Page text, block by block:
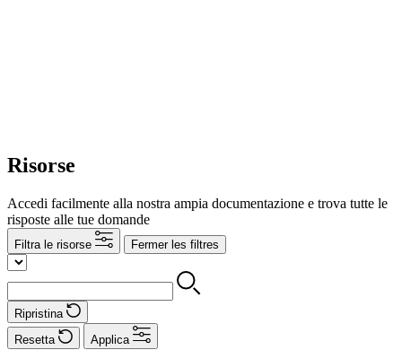
Risorse
Accedi facilmente alla nostra ampia documentazione e trova tutte le
risposte alle tue domande
Filtra le risorse Fermer les filtres
Ripristina
Resetta
Applica